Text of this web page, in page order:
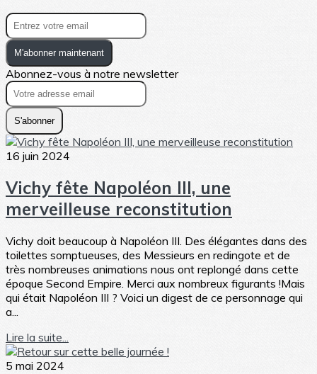
M'abonner maintenant
Abonnez-vous à notre newsletter
S'abonner
16 juin 2024
Vichy fête Napoléon III, une
merveilleuse reconstitution
Vichy doit beaucoup à Napoléon III. Des élégantes dans des
toilettes somptueuses, des Messieurs en redingote et de
très nombreuses animations nous ont replongé dans cette
époque Second Empire. Merci aux nombreux figurants !Mais
qui était Napoléon III ? Voici un digest de ce personnage qui
a...
Lire la suite...
5 mai 2024